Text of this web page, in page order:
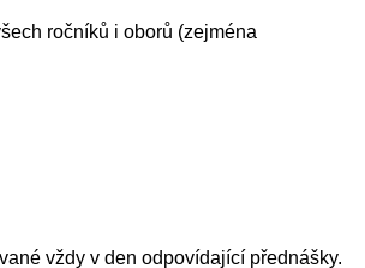
ročníků i oborů (zejména
vždy v den odpovídající přednášky.